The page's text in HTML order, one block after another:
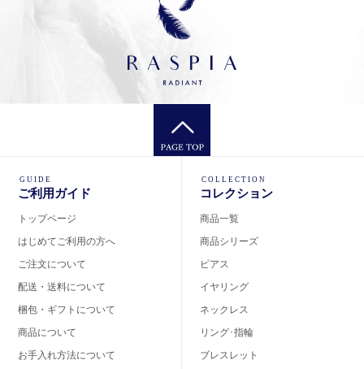
GUIDE
ご利用ガイド
トップページ
はじめてご利用の方へ
ご注文について
配送・送料について
梱包・ギフトについて
商品について
お手入れ方法について
COLLECTION
コレクション
商品一覧
商品シリーズ
ピアス
イヤリング
ネックレス
リング･指輪
ブレスレット